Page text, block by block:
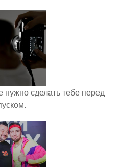
нужно сделать тебе перед